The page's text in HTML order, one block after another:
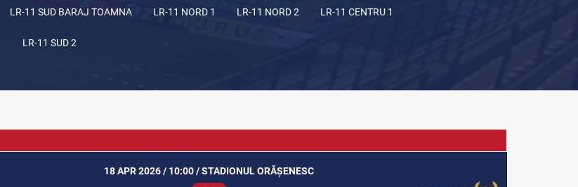
LR-11 SUD BARAJ TOAMNA LR-11 NORD 1 LR-11 NORD 2 LR-11 CENTRU 1
LR-11 SUD 2
18 APR 2026 / 10:00 / STADIONUL ORĂȘENESC